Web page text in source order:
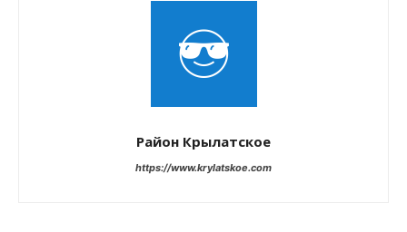
Район Крылатское
https://www.krylatskoe.com